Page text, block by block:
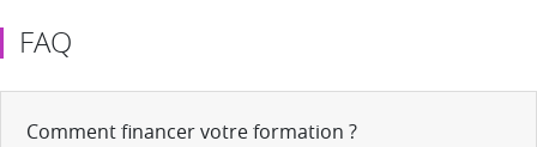
accompagnement pour répondre aux besoins concrets
FAQ
Comment financer votre formation ?